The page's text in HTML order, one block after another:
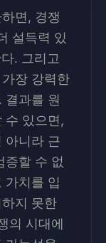
면, 경쟁
설득력 있
. 그리고
장 강력한
결과를 원
수 있으면,
아니라 근
증할 수 없
가치를 입
지 못한
의 시대에